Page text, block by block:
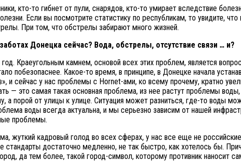
кто-то гибнет от пули, снарядов, кто-то умирает вследствие
Если вы посмотрите статистику по республикам, то увидите,
При том, что обстрелы забирают много жизней.
Донецка сейчас? Вода, обстрелы, отсутствие связи … и?
Краеугольным камнем, основой всех этих проблем, является
побезопаснее. Какое-то время, в принципе, в Донецке начала
и сейчас у нас проблемы с Hornet-ами, ко всему прочему, кратно
— это самая такая основная проблема, из нее растут проблемы
а порой от улицы к улице. Ситуация может разниться, где-то воды
воды всегда актуальна, и мы серьезно зависим от нашей
проблемы.
жуткий кадровый голод во всех сферах, у нас все еще не
стандарты достаточно медленно, не так быстро, как хотелось бы.
да тем более, такой город-символ, которому противник наносит